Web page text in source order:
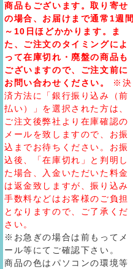
商品もございます。取り寄せ
の場合、お届けまで通常1週間
～10日ほどかかります。ま
た、ご注文のタイミングによ
って在庫切れ・廃盤の商品も
ございますので、ご注文前に
お問い合わせください。
※決
済方法に「銀行振り込み（前
払い）」を選択された方は、
ご注文後弊社より在庫確認の
メールを致しますので、お振
込までお待ちください。お振
込後、「在庫切れ」と判明し
た場合、入金いただいた料金
は返金致しますが、振り込み
手数料などはお客様のご負担
となりますので、ご了承くだ
さい。
※お急ぎの場合は前もってメ
ール等にてご確認下さい。
商品の色はパソコンの環境等